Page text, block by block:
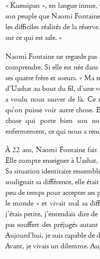
« Kuessipan », en langue
son peuple que Naomi
les difficiles réalités de la
sur ce qui est sale. »
Naomi Fontaine ne regarde
comprendre. Si elle est née
ses quatre frère et soeurs. « Ma
d’Uashat au bout du fil, d’une
a voulu nous sauver de là.
qu’on puisse voir autre chose.
chose qui porte bien son
enfermement, ce qui nous a
À 22 ans, Naomi Fontaine fait
Elle compte enseigner à
Sa situation identitaire
soulignait sa différence, elle
peu de temps pour accepter
le monde » et vivait mal sa
j’étais petite, j’entendais dire
pas souffert des préjugés
Aujourd’hui, je suis capable de
Avant, je vivais un dilemme.